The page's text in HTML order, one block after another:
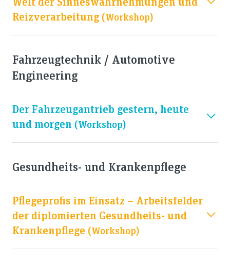
Reizverarbeitung (workshop)
Fahrzeugtechnik / Automotive
Engineering
Der Fahrzeugantrieb gestern, heute
und morgen (workshop)
Gesundheits- und Krankenpflege
Pflegeprofis im Einsatz – Arbeitsfelder
der diplomierten Gesundheits- und
Krankenpflege (workshop)